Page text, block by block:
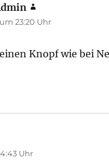
23:20 Uhr
Knopf wie bei
Uhr